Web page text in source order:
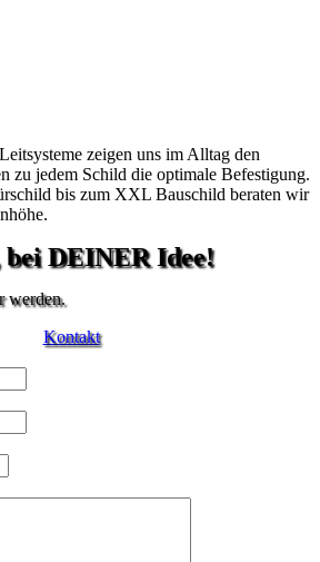
zeigen uns im Alltag den
zu jedem Schild die optimale Befestigung.
bis zum XXL Bauschild beraten wir
DEINER Idee!
werden.
Kontakt